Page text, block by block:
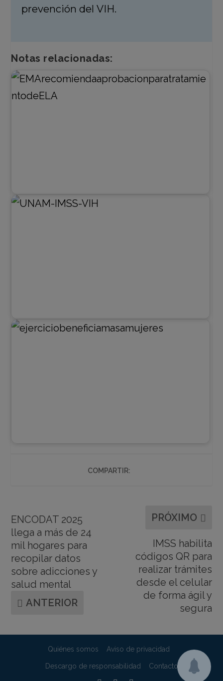
prevención del VIH.
Notas relacionadas:
COMPARTIR:
ENCODAT 2025
llega a más de 24
mil hogares para
recopilar datos
sobre adicciones y
salud mental
ANTERIOR
PRÓXIMO
IMSS habilita
códigos QR para
realizar trámites
desde el celular
de forma ágil y
segura
Quiénes somos Aviso de privacidad
Descargo de responsabilidad Contacto